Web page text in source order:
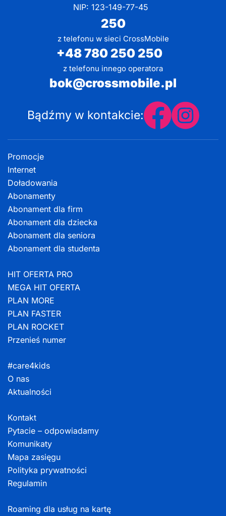
NIP: 123-149-77-45
250
z telefonu w sieci CrossMobile
+48 780 250 250
z telefonu innego operatora
bok@crossmobile.pl
Bądźmy w kontakcie:
Promocje
Internet
Doładowania
Abonamenty
Abonament dla firm
Abonament dla dziecka
Abonament dla seniora
Abonament dla studenta
HIT OFERTA PRO
MEGA HIT OFERTA
PLAN MORE
PLAN FASTER
PLAN ROCKET
Przenieś numer
#care4kids
O nas
Aktualności
Kontakt
Pytacie – odpowiadamy
Komunikaty
Mapa zasięgu
Polityka prywatności
Regulamin
Roaming dla usług na kartę